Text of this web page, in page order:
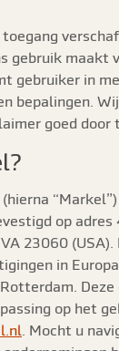
toegang
gebruik maakt
gebruiker in
bepalingen.
goed door
op adres
23060
in
op het
. Mocht u